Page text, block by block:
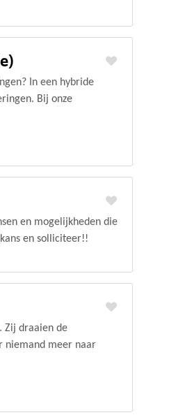
In een hybride
Bij onze
en mogelijkheden die
en solliciteer!!
Zij draaien de
niemand meer naar